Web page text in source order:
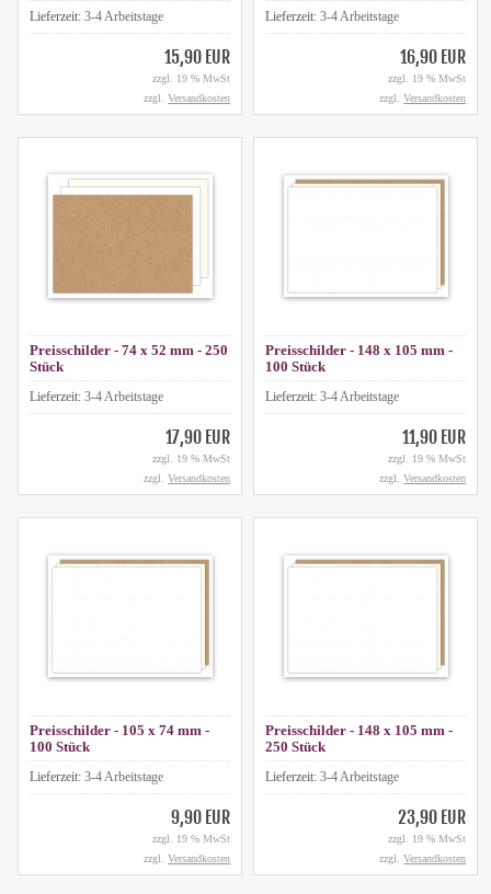
Lieferzeit: 3-4 Arbeitstage
15,90 EUR
zzgl. 19 % MwSt
zzgl.Versandkosten
Lieferzeit:3-4 Arbeitstage
16,90 EUR
zzgl. 19 % MwSt
zzgl.Versandkosten
Preisschilder - 74 x 52 mm - 250
Stück
Lieferzeit: 3-4 Arbeitstage
17,90 EUR
zzgl. 19 % MwSt
zzgl.Versandkosten
Preisschilder - 148 x 105 mm -
100 Stück
Lieferzeit:3-4 Arbeitstage
11,90 EUR
zzgl. 19 % MwSt
zzgl.Versandkosten
Preisschilder - 105 x 74 mm -
100 Stück
Lieferzeit: 3-4 Arbeitstage
9,90 EUR
zzgl. 19 % MwSt
zzgl.Versandkosten
Preisschilder - 148 x 105 mm -
250 Stück
Lieferzeit:3-4 Arbeitstage
23,90 EUR
zzgl. 19 % MwSt
zzgl.Versandkosten